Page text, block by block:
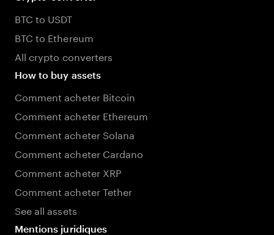
BTC to USDT
BTC to Ethereum
All crypto converters
How to buy assets
Comment acheter Bitcoin
Comment acheter Ethereum
Comment acheter Solana
Comment acheter Cardano
Comment acheter XRP
Comment acheter Tether
See all assets
Mentions juridiques